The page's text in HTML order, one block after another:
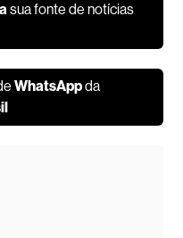
sua fonte de notícias
WhatsAppda